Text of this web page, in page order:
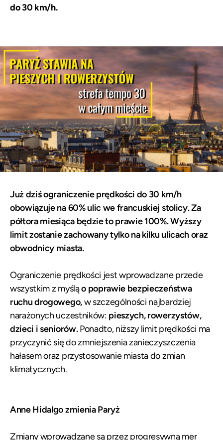
do 30 km/h.
Już dziś ograniczenie prędkości do 30 km/h
obowiązuje na 60% ulic we francuskiej stolicy. Za
półtora miesiąca będzie to prawie 100%. Wyższy
limit zostanie zachowany tylko na kilku ulicach oraz
obwodnicy miasta.
Ograniczenie prędkości jest wprowadzane przede
wszystkim z myśląo poprawie bezpieczeństwa
ruchu drogowego,w szczególności najbardziej
narażonych uczestników: pieszych, rowerzystów,
dzieci i seniorów.Ponadto, niższy limit prędkości ma
przyczynić się do zmniejszenia zanieczyszczenia
hałasem oraz przystosowanie miasta do zmian
klimatycznych.
Anne Hidalgo zmienia Paryż
Zmiany wprowadzane są przez progresywną mer